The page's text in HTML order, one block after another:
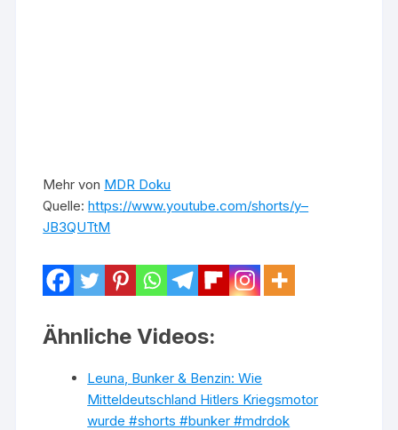
Mehr von MDR Doku
Quelle:https://www.youtube.com/shorts/y–
JB3QUTtM
Ähnliche Videos:
Leuna, Bunker & Benzin: Wie
Mitteldeutschland Hitlers Kriegsmotor
wurde #shorts #bunker #mdrdok